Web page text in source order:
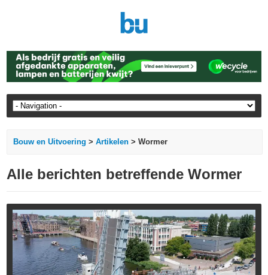
Bouw en Uitvoering >Artikelen > Wormer
Alle berichten betreffende Wormer